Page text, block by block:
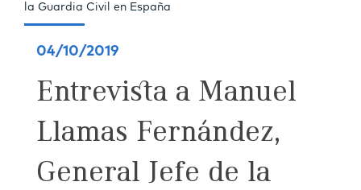
la Guardia Civil en España
04/10/2019
Entrevista a Manuel
Llamas Fernández,
General Jefe de la